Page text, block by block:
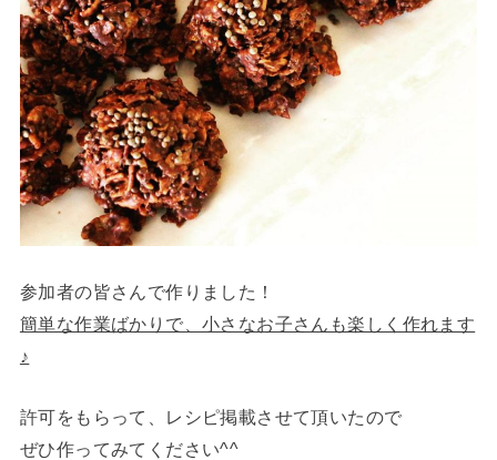
参加者の皆さんで作りました！
簡単な作業ばかりで、小さなお子さんも楽しく作れます
♪
許可をもらって、レシピ掲載させて頂いたので
ぜひ作ってみてください^^